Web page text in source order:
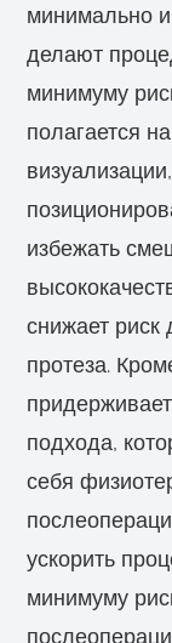
минимально
делают
минимуму
полагается
избежать
снижает риск
протеза.
подхода,
себя
ускорить
минимуму